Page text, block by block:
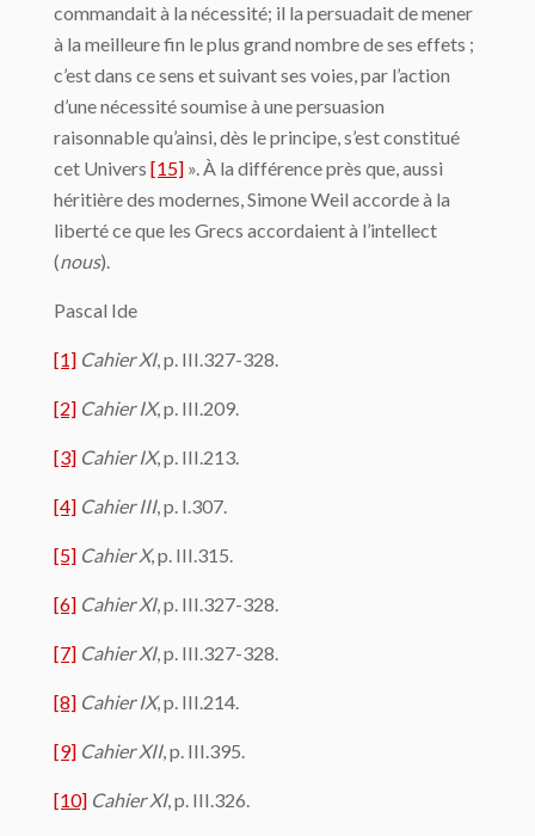
commandait à la nécessité; il la persuadait de mener
à la meilleure fin le plus grand nombre de ses effets ;
c’est dans ce sens et suivant ses voies, par l’action
d’une nécessité soumise à une persuasion
raisonnable qu’ainsi, dès le principe, s’est constitué
cet Univers [15] ». À la différence près que, aussi
héritière des modernes, Simone Weil accorde à la
liberté ce que les Grecs accordaient à l’intellect
(nous).
Pascal Ide
[1] Cahier XI, p. III.327-328.
[2] Cahier IX, p. III.209.
[3] Cahier IX, p. III.213.
[4] Cahier III, p. I.307.
[5] Cahier X, p. III.315.
[6] Cahier XI, p. III.327-328.
[7] Cahier XI, p. III.327-328.
[8] Cahier IX, p. III.214.
[9] Cahier XII, p. III.395.
[10] Cahier XI, p. III.326.